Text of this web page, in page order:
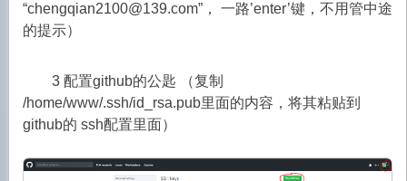
“chengqian2100@139.com”， 一路’enter’键，不用管中途
的提示）
3 配置github的公匙 （复制
/home/www/.ssh/id_rsa.pub里面的内容，将其粘贴到
github的 ssh配置里面）